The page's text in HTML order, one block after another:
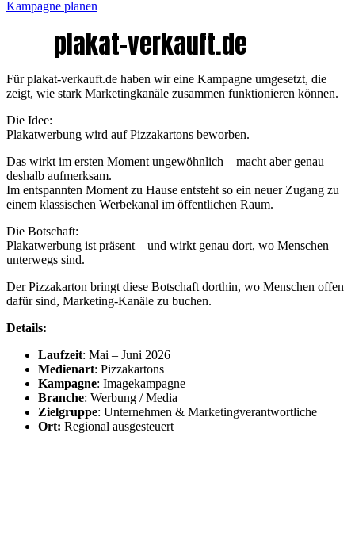
Kampagne planen
plakat-verkauft.de
Für plakat-verkauft.de haben wir eine Kampagne umgesetzt, die
zeigt, wie stark Marketingkanäle zusammen funktionieren können.
Die Idee:
Plakatwerbung wird auf Pizzakartons beworben.
Das wirkt im ersten Moment ungewöhnlich – macht aber genau
deshalb aufmerksam.
Im entspannten Moment zu Hause entsteht so ein neuer Zugang zu
einem klassischen Werbekanal im öffentlichen Raum.
Die Botschaft:
Plakatwerbung ist präsent – und wirkt genau dort, wo Menschen
unterwegs sind.
Der Pizzakarton bringt diese Botschaft dorthin, wo Menschen offen
dafür sind, Marketing-Kanäle zu buchen.
Details:
Laufzeit: Mai – Juni 2026
Medienart: Pizzakartons
Kampagne: Imagekampagne
Branche: Werbung / Media
Zielgruppe: Unternehmen & Marketingverantwortliche
Ort: Regional ausgesteuert